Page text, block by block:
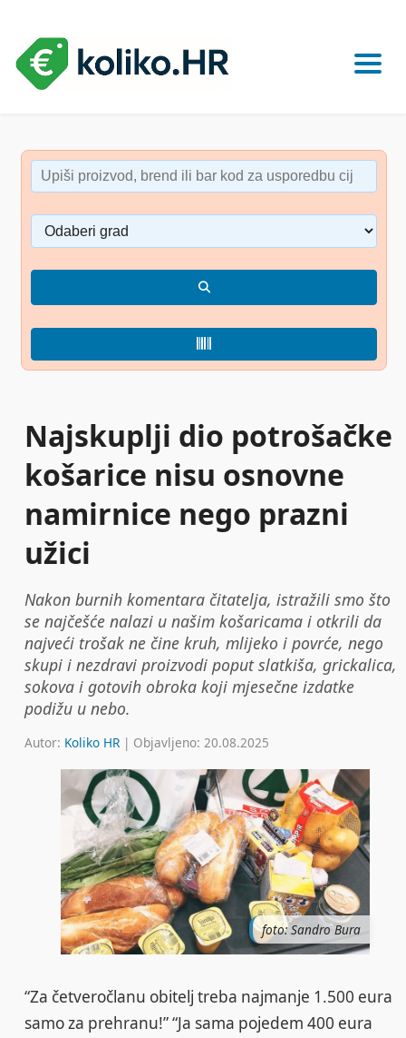
Najskuplji dio potrošačke
košarice nisu osnovne
namirnice nego prazni
užici
Nakon burnih komentara čitatelja, istražili smo što
se najčešće nalazi u našim košaricama i otkrili da
najveći trošak ne čine kruh, mlijeko i povrće, nego
skupi i nezdravi proizvodi poput slatkiša, grickalica,
sokova i gotovih obroka koji mjesečne izdatke
podižu u nebo.
Autor: Koliko HR | Objavljeno: 20.08.2025
foto: Sandro Bura
“Za četveročlanu obitelj treba najmanje 1.500 eura
samo za prehranu!” “Ja sama pojedem 400 eura